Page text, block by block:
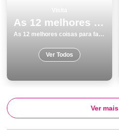
As 12 melhores coisas para fazer e visitar em Faro
As 12 melhores coisas para fazer e visitar em Faro
Ver Todos
Ver mais